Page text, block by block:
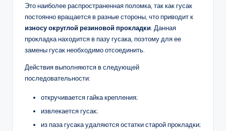
Это наиболее распространенная поломка, так как гусак
постоянно вращается в разные стороны, что приводит к
износу округлой резиновой прокладки . Данная
прокладка находится в пазу гусака, поэтому для ее
замены гусак необходимо отсоединить.
Действия выполняются в следующей
последовательности:
откручивается гайка крепления;
извлекается гусак;
из паза гусака удаляются остатки старой прокладки;